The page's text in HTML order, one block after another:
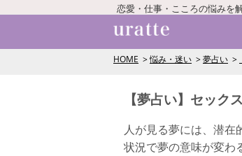
恋愛・仕事・こころの悩みを
HOME 悩み・迷い 夢占い
【夢占い】セック
人が見る夢には、潜在
状況で夢の意味が変わ